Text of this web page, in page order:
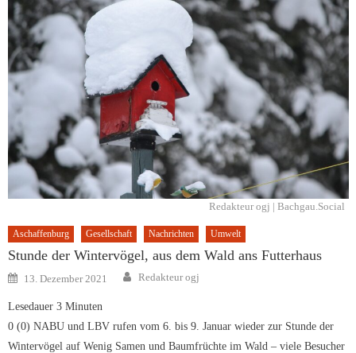
Redakteur ogj | Bachgau.Social
Aschaffenburg Gesellschaft Nachrichten Umwelt
Stunde der Wintervögel, aus dem Wald ans Futterhaus
Posted
on
13. Dezember 2021 Author
Redakteur ogj
Lesedauer 3 Minuten
0 (0) NABU und LBV rufen vom 6. bis 9. Januar wieder zur Stunde der
Wintervögel auf Wenig Samen und Baumfrüchte im Wald – viele Besucher